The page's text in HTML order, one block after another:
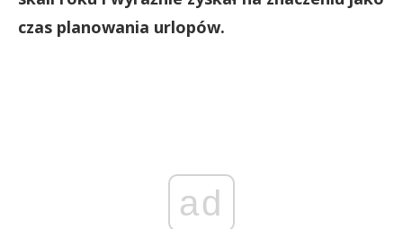
czas planowania urlopów.
ad